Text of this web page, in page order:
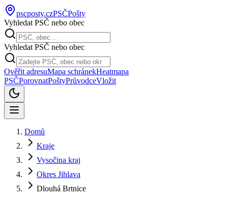
pscposty.czPSČPošty
Vyhledat PSČ nebo obec
Vyhledat PSČ nebo obec
Ověřit adresuMapa schránekHeatmapa
PSČPorovnatPoštyPrůvodceVložit
Domů
Kraje
Vysočina kraj
Okres Jihlava
Dlouhá Brtnice